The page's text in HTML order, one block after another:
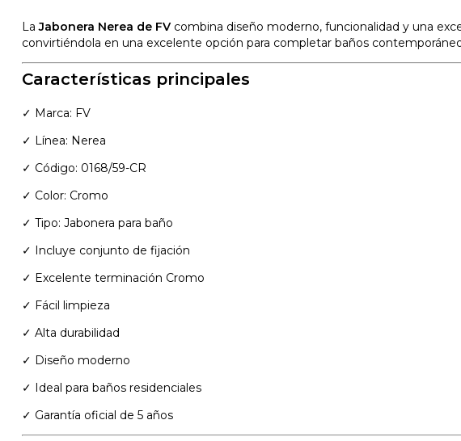
LaJabonera Nerea de FV combina diseño moderno, funcionalidad y una
convirtiéndola en una excelente opción para completar baños
Características principales
✓ Marca: FV
✓ Línea: Nerea
✓ Código: 0168/59-CR
✓ Color: Cromo
✓ Tipo: Jabonera para baño
✓ Incluye conjunto de fijación
✓ Excelente terminación Cromo
✓ Fácil limpieza
✓ Alta durabilidad
✓ Diseño moderno
✓ Ideal para baños residenciales
✓ Garantía oficial de 5 años